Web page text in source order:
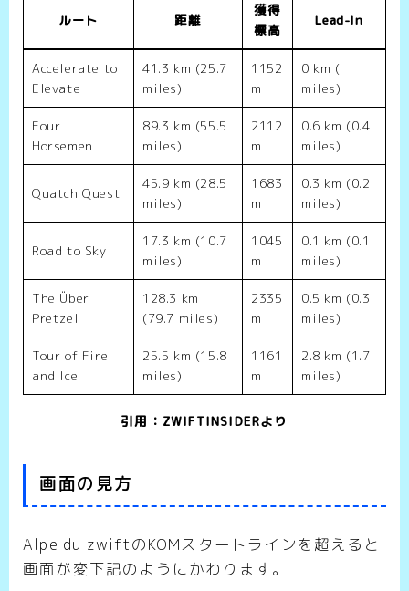
ルート 距離
獲得
標高
Lead-In
Accelerate to
Elevate
41.3 km (25.7
miles)
1152
m
0 km (
miles)
Four
Horsemen
89.3 km (55.5
miles)
2112
m
0.6 km (0.4
miles)
Quatch Quest
45.9 km (28.5
miles)
1683
m
0.3 km (0.2
miles)
Road to Sky
17.3 km (10.7
miles)
1045
m
0.1 km (0.1
miles)
The Über
Pretzel
128.3 km
(79.7 miles)
2335
m
0.5 km (0.3
miles)
Tour of Fire
and Ice
25.5 km (15.8
miles)
1161
m
2.8 km (1.7
miles)
引用：ZWIFTINSIDERより
画面の見方
Alpe du zwiftのKOMスタートラインを超えると
画面が変下記のようにかわります。